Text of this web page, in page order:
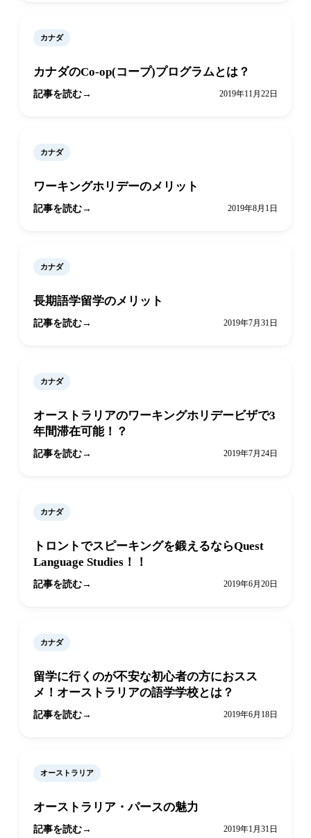
カナダ
カナダのCo-op(コープ)プログラムとは？
記事を読む 2019年11月22日
カナダ
ワーキングホリデーのメリット
記事を読む 2019年8月1日
カナダ
長期語学留学のメリット
記事を読む 2019年7月31日
カナダ
オーストラリアのワーキングホリデービザで3
年間滞在可能！？
記事を読む 2019年7月24日
カナダ
トロントでスピーキングを鍛えるならQuest
Language Studies！！
記事を読む 2019年6月20日
カナダ
留学に行くのが不安な初心者の方におスス
メ！オーストラリアの語学学校とは？
記事を読む 2019年6月18日
オーストラリア
オーストラリア・パースの魅力
記事を読む 2019年1月31日